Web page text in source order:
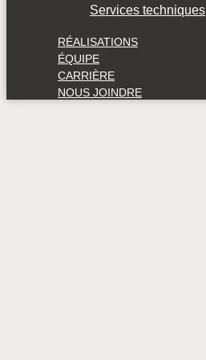
Services techniques
RÉALISATIONS
ÉQUIPE
CARRIÈRE
NOUS JOINDRE